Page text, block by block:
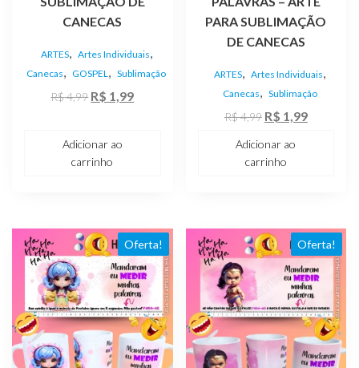
CANECAS
ARTES, Artes Individuais,
Canecas, GOSPEL , Sublimação
R$4,99 O
era:
R$ 1,99O
Adicionar ao
carrinho
PARA SUBLIMAÇÃO
DE CANECAS
ARTES, Artes Individuais,
Canecas, Sublimação
R$4,99 O
original
R$ 1,99O
Adicionar ao
carrinho
Oferta! Oferta!